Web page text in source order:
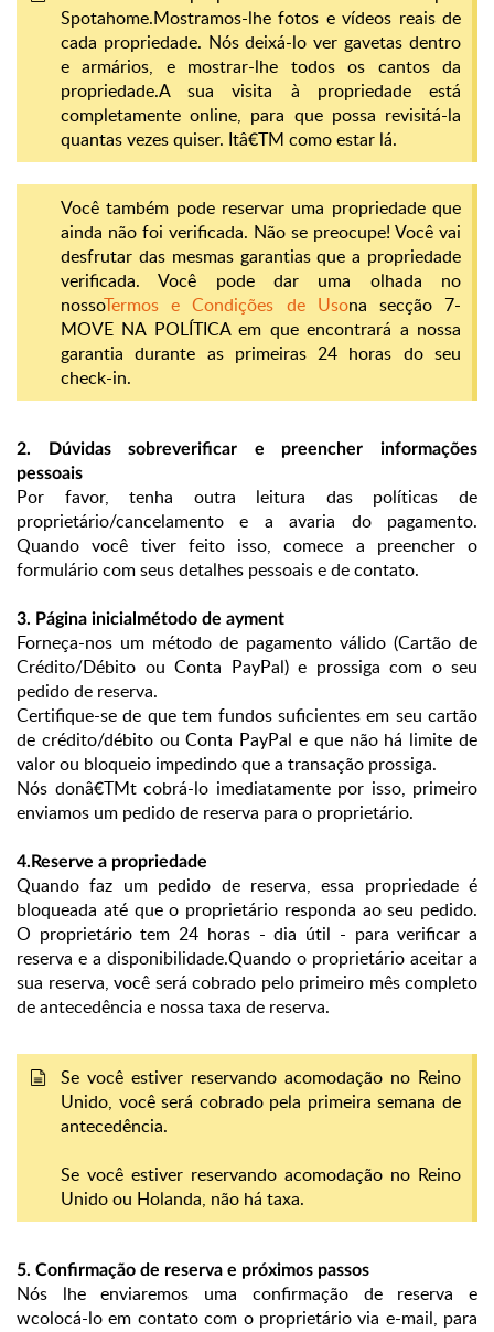
Spotahome.Mostramos-lhe fotos e vídeos reais de
cada propriedade. Nós deixá-lo ver gavetas dentro
e armários, e mostrar-lhe todos os cantos da
propriedade.A sua visita à propriedade está
completamente online, para que possa revisitá-la
quantas vezes quiser. Itâ€TM como estar lá.
Você também pode reservar uma propriedade que
ainda não foi verificada. Não se preocupe! Você vai
desfrutar das mesmas garantias que a propriedade
verificada. Você pode dar uma olhada no
nossoTermos e Condições de Usona secção 7-
MOVE NA POLÍTICA em que encontrará a nossa
garantia durante as primeiras 24 horas do seu
check-in.
2. Dúvidas sobreverificar e preencher informações
pessoais
Por favor, tenha outra leitura das políticas de
proprietário/cancelamento e a avaria do pagamento.
Quando você tiver feito isso, comece a preencher o
formulário com seus detalhes pessoais e de contato.
3. Página inicial método de ayment
Forneça-nos um método de pagamento válido (Cartão de
Crédito/Débito ou Conta PayPal) e prossiga com o seu
pedido de reserva.
Certifique-se de que tem fundos suficientes em seu cartão
de crédito/débito ou Conta PayPal e que não há limite de
valor ou bloqueio impedindo que a transação prossiga.
Nós donâ€TMt cobrá-lo imediatamente por isso, primeiro
enviamos um pedido de reserva para o proprietário.
4. Reserve a propriedade
Quando faz um pedido de reserva, essa propriedade é
bloqueada até que o proprietário responda ao seu pedido.
O proprietário tem 24 horas - dia útil - para verificar a
reserva e a disponibilidade.Quando o proprietário aceitar a
sua reserva, você será cobrado pelo primeiro mês completo
de antecedência e nossa taxa de reserva.
Se você estiver reservando acomodação no Reino
Unido, você será cobrado pela primeira semana de
antecedência.
Se você estiver reservando acomodação no Reino
Unido ou Holanda, não há taxa.
5. Confirmação de reserva e próximos passos
Nós lhe enviaremos uma confirmação de reserva e
wcolocá-lo em contato com o proprietário via e-mail, para